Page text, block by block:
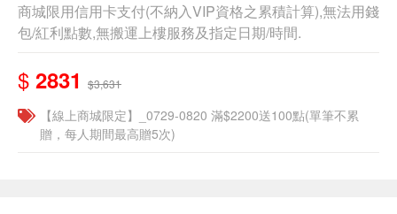
商城限用信用卡支付(不納入VIP資格之累積計算),無法用錢
包/紅利點數,無搬運上樓服務及指定日期/時間.
$ 2831 $3,631
【線上商城限定】_0729-0820 滿$2200送100點(單筆不累
贈，每人期間最高贈5次)